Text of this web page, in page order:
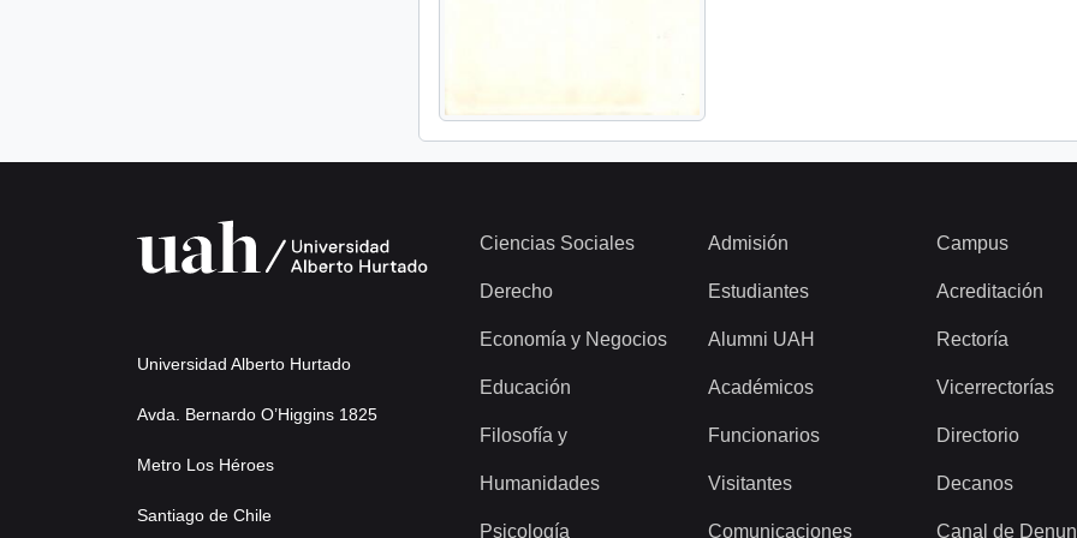
Universidad Alberto Hurtado
Avda. Bernardo O’Higgins 1825
Metro Los Héroes
Santiago de Chile
Ciencias Sociales
Derecho
Economía y Negocios
Educación
Filosofía y
Humanidades
Psicología
Admisión
Estudiantes
Alumni UAH
Académicos
Funcionarios
Visitantes
Comunicaciones
Campus
Acreditación
Rectoría
Vicerrectorías
Directorio
Decanos
Canal de